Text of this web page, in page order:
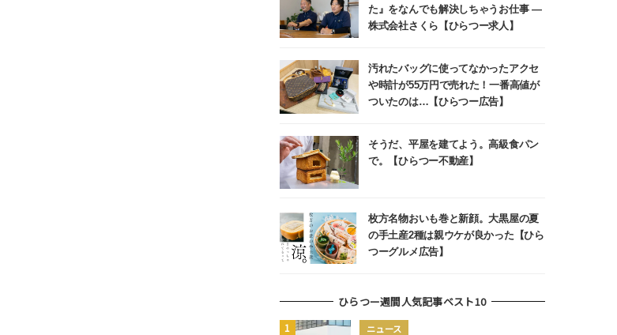
た』をなんでも解決しちゃうお仕事 ―
株式会社さくら【ひらつー求人】
汚れたバッグに使ってなかったアクセ
や時計が55万円で売れた！一番高値が
ついたのは…【ひらつー広告】
そうだ、平屋を建てよう。高級食パン
で。【ひらつー不動産】
枚方名物おいも巻と新顔。大黒屋の夏
の手土産2種は親ウケが良かった【ひら
つーグルメ広告】
ひらつー週間人気記事ベスト10
ニュース